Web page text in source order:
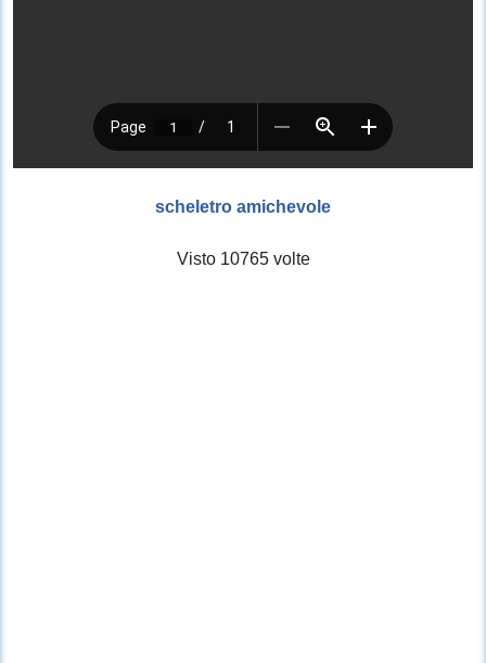
scheletro amichevole
Visto 10765 volte